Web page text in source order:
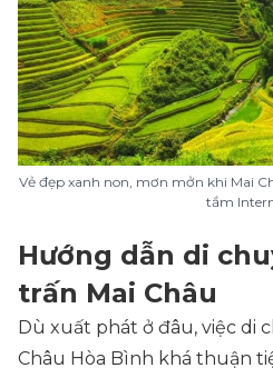
Vẻ đẹp xanh non, mơn mởn khi Mai
tầm
Hướng dẫn di
trấn Mai Châu
Dù xuất phát ở đâu, việc di
Châu Hòa Bình khá thuận